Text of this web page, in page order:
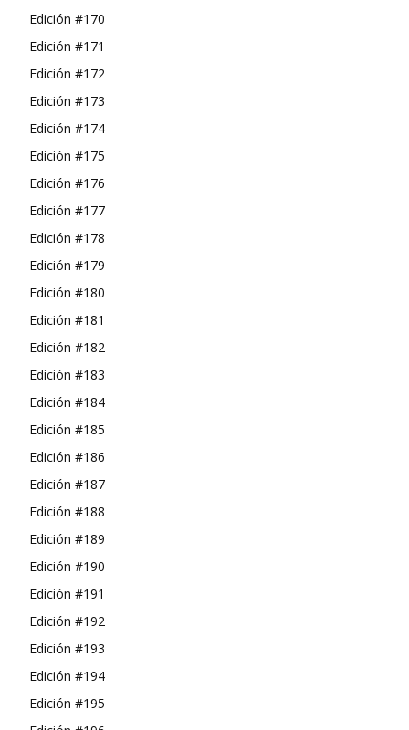
Edición #170
Edición #171
Edición #172
Edición #173
Edición #174
Edición #175
Edición #176
Edición #177
Edición #178
Edición #179
Edición #180
Edición #181
Edición #182
Edición #183
Edición #184
Edición #185
Edición #186
Edición #187
Edición #188
Edición #189
Edición #190
Edición #191
Edición #192
Edición #193
Edición #194
Edición #195